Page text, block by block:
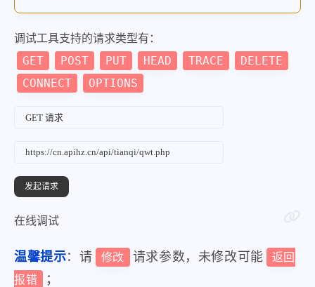
调试工具支持的请求类型有：
GET POST PUT HEAD TRACE
DELETE
CONNECT
OPTIONS
在线调试
温馨提示：请 修改 请求参数，未修改可能
返回
报错
；